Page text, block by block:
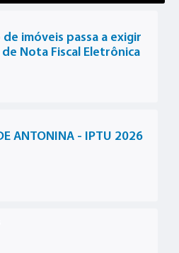
de imóveis passa a exigir
de Nota Fiscal Eletrônica
ANTONINA - IPTU 2026